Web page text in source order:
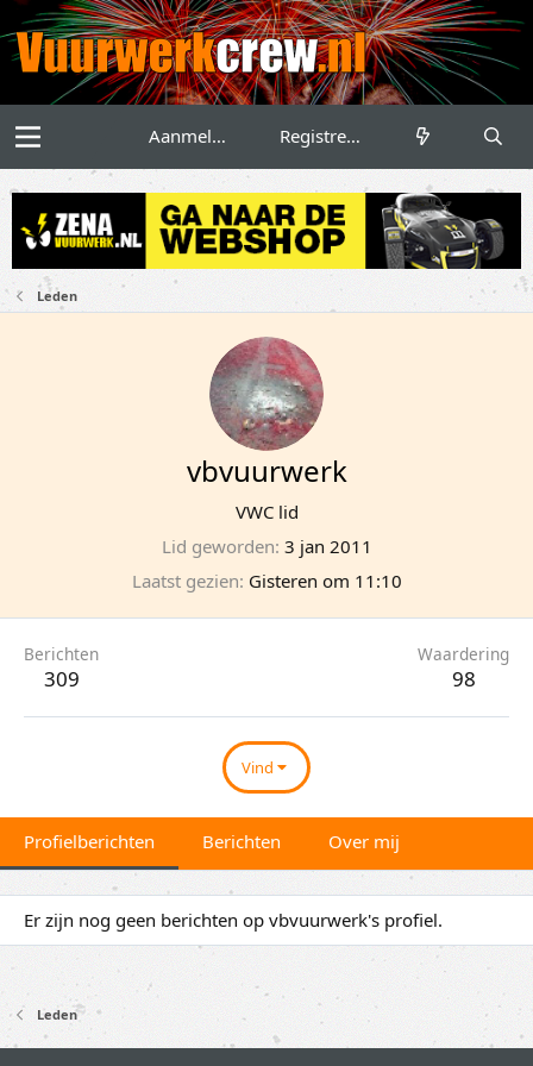
Aanmelden Registreren
Leden
vbvuurwerk
VWC lid
Lid geworden 3 jan 2011
Laatst gezien Gisteren om 11:10
Berichten
309
Waardering
98
Vind
Profielberichten Berichten Over mij
Er zijn nog geen berichten op vbvuurwerk's profiel.
Leden